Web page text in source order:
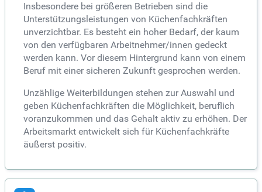
Insbesondere bei größeren Betrieben sind die
Unterstützungsleistungen von Küchenfachkräften
unverzichtbar. Es besteht ein hoher Bedarf, der kaum
von den verfügbaren Arbeitnehmer/innen gedeckt
werden kann. Vor diesem Hintergrund kann von einem
Beruf mit einer sicheren Zukunft gesprochen werden.
Unzählige Weiterbildungen stehen zur Auswahl und
geben Küchenfachkräften die Möglichkeit, beruflich
voranzukommen und das Gehalt aktiv zu erhöhen. Der
Arbeitsmarkt entwickelt sich für Küchenfachkräfte
äußerst positiv.